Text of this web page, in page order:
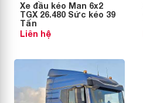
Xe đầu kéo Man 6x2
TGX 26.480 Sức kéo 39
Tấn
Liên hệ